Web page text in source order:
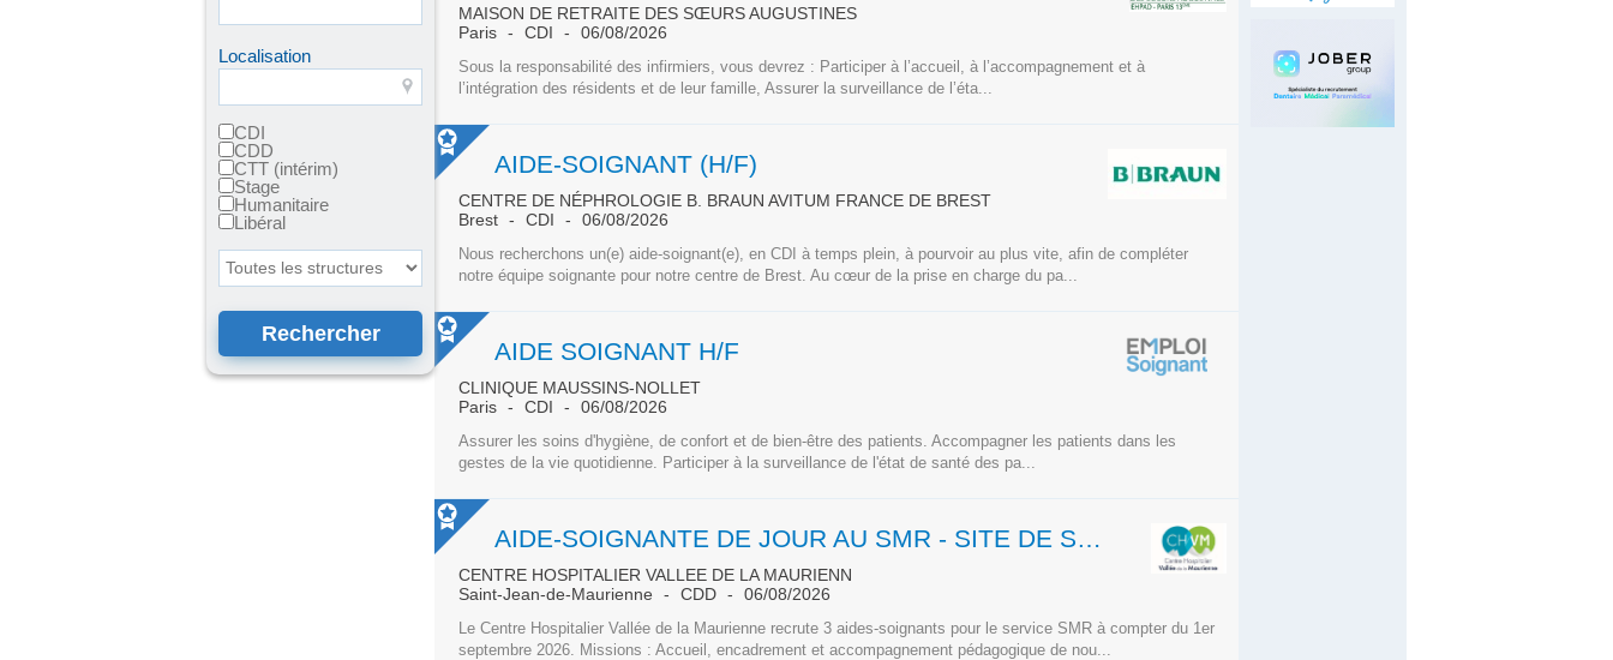
Localisation
CDI
CDD
CTT (intérim)
Stage
Humanitaire
Libéral
Toutes les structures
MAISON DE RETRAITE DES SŒURS AUGUSTINES
Paris
CDI 06/08/2026
Sous la responsabilité des infirmiers, vous devrez : Participer à l’accueil, à l’accompagnement et à
l’intégration des résidents et de leur famille, Assurer la surveillance de l’éta...
AIDE-SOIGNANT (H/F)
CENTRE DE NÉPHROLOGIE B. BRAUN AVITUM FRANCE DE BREST
Brest
CDI 06/08/2026
Nous recherchons un(e) aide-soignant(e), en CDI à temps plein, à pourvoir au plus vite, afin de compléter
notre équipe soignante pour notre centre de Brest. Au cœur de la prise en charge du pa...
AIDE SOIGNANT H/F
CLINIQUE MAUSSINS-NOLLET
Paris
CDI 06/08/2026
Assurer les soins d'hygiène, de confort et de bien-être des patients. Accompagner les patients dans les
gestes de la vie quotidienne. Participer à la surveillance de l'état de santé des pa...
AIDE-SOIGNANTE DE JOUR AU SMR - SITE DE SAINT JEAN DE MAURIENNE
CENTRE HOSPITALIER VALLEE DE LA MAURIENN
Saint-Jean-de-Maurienne
CDD 06/08/2026
Le Centre Hospitalier Vallée de la Maurienne recrute 3 aides-soignants pour le service SMR à compter du 1er
septembre 2026. Missions : Accueil, encadrement et accompagnement pédagogique de nou...